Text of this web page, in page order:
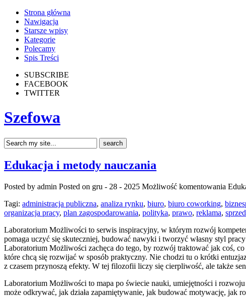
Strona główna
Nawigacja
Starsze wpisy
Kategorie
Polecamy
Spis Treści
SUBSCRIBE
FACEBOOK
TWITTER
Szefowa
Edukacja i metody nauczania
Posted by admin Posted on gru - 28 - 2025 Możliwość komentowania
Tagi: administracja publiczna, analiza rynku, biuro, biuro coworking,
organizacja pracy, plan zagospodarowania, polityka, prawo, reklama,
Laboratorium Możliwości to serwis inspiracyjny, w którym rozwój
pomaga uczyć się skuteczniej, budować nawyki i tworzyć własny styl
Laboratorium Możliwości zachęca do tego, by rozwój traktować jak coś,
które chcą się rozwijać w sposób praktyczny. Nie chodzi tu o krótki
z czasem przynoszą efekty. W tej filozofii liczy się cierpliwość, ale także
Laboratorium Możliwości to mapa po świecie nauki, umiejętności i
może odkrywać, jak działa zapamiętywanie, jak budować motywację, jak